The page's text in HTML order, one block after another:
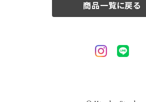
商品一覧に戻る